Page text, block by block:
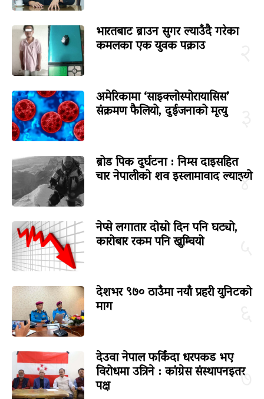
भारतबाट ब्राउन सुगर ल्याउँदै गरेका
कमलका एक युवक पक्राउ
अमेरिकामा ‘साइक्लोस्पोरायासिस’
संक्रमण फैलियो, दुईजनाको मृत्यु
४
ब्रोड पिक दुर्घटना : निम्स दाइसहित
चार नेपालीको शव इस्लामावाद ल्याइयो
नेप्से लगातार दोस्रो दिन पनि घट्यो,
कारोबार रकम पनि खुम्चियो
देशभर ९७० ठाउँमा नयाँ प्रहरी युनिटको
माग
७
देउवा नेपाल फर्किंदा धरपकड भए
विरोधमा उत्रिने : कांग्रेस संस्थापनइतर
पक्ष